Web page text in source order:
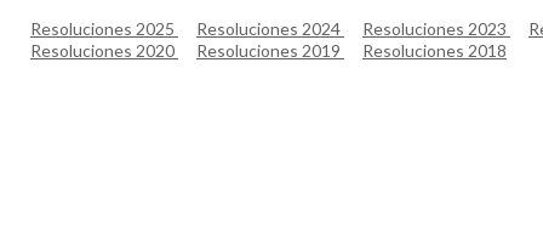
Resoluciones 2025 Resoluciones 2024 Resoluciones 2023
Resoluciones 2020
Resoluciones 2019 Resoluciones 2018